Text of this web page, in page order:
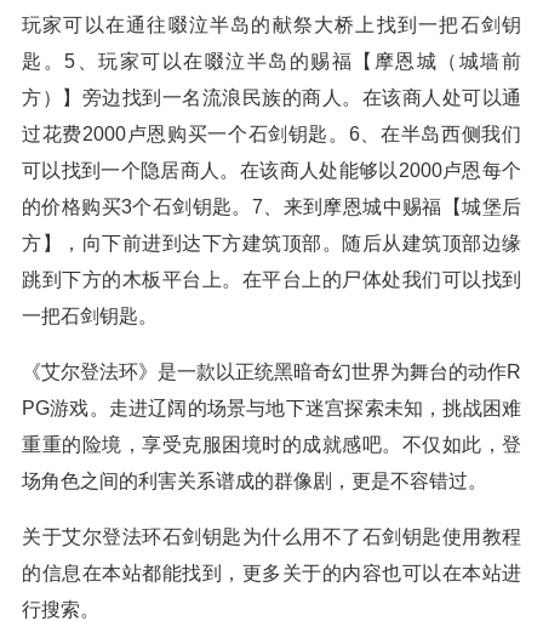
玩家可以在通往啜泣半岛的献祭大桥上找到一把石剑钥
匙。5、玩家可以在啜泣半岛的赐福【摩恩城（城墙前
方）】旁边找到一名流浪民族的商人。在该商人处可以通
过花费2000卢恩购买一个石剑钥匙。6、在半岛西侧我们
可以找到一个隐居商人。在该商人处能够以2000卢恩每个
的价格购买3个石剑钥匙。7、来到摩恩城中赐福【城堡后
方】，向下前进到达下方建筑顶部。随后从建筑顶部边缘
跳到下方的木板平台上。在平台上的尸体处我们可以找到
一把石剑钥匙。
《艾尔登法环》是一款以正统黑暗奇幻世界为舞台的动作R
PG游戏。走进辽阔的场景与地下迷宫探索未知，挑战困难
重重的险境，享受克服困境时的成就感吧。不仅如此，登
场角色之间的利害关系谱成的群像剧，更是不容错过。
关于艾尔登法环石剑钥匙为什么用不了石剑钥匙使用教程
的信息在本站都能找到，更多关于的内容也可以在本站进
行搜索。